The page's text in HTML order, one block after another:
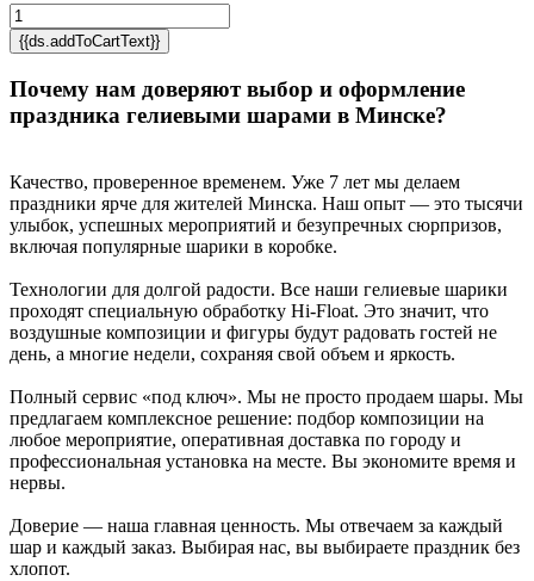
{{ds.addToCartText}}
Почему нам доверяют выбор и оформление
праздника гелиевыми шарами в Минске?
Качество, проверенное временем. Уже 7 лет мы делаем
праздники ярче для жителей Минска. Наш опыт — это тысячи
улыбок, успешных мероприятий и безупречных сюрпризов,
включая популярные шарики в коробке.
Технологии для долгой радости. Все наши гелиевые шарики
проходят специальную обработку Hi-Float. Это значит, что
воздушные композиции и фигуры будут радовать гостей не
день, а многие недели, сохраняя свой объем и яркость.
Полный сервис «под ключ». Мы не просто продаем шары. Мы
предлагаем комплексное решение: подбор композиции на
любое мероприятие, оперативная доставка по городу и
профессиональная установка на месте. Вы экономите время и
нервы.
Доверие — наша главная ценность. Мы отвечаем за каждый
шар и каждый заказ. Выбирая нас, вы выбираете праздник без
хлопот.